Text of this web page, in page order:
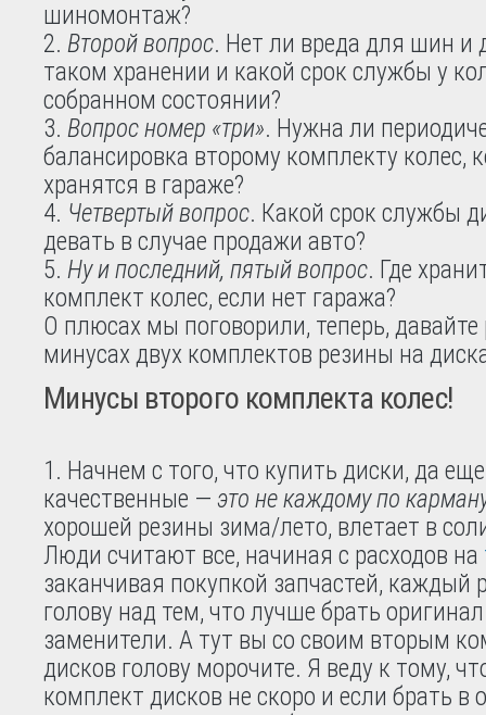
шиномонтаж?
Второй вопрос. Нет ли вреда для шин и
таком хранении и какой срок службы у
собранном состоянии?
Вопрос номер «три». Нужна ли
балансировка второму комплекту колес,
хранятся в гараже?
Четвертый вопрос. Какой срок службы
девать в случае продажи авто?
Ну и последний, пятый вопрос. Где
комплект колес, если нет гаража?
О плюсах мы поговорили, теперь, давайте
минусах двух комплектов резины на
Минусы второго комплекта колес!
Начнем с того, что купить диски, да
качественные — это не каждому по
хорошей резины зима/лето, влетает в
Люди считают все, начиная с расходов на
заканчивая покупкой запчастей, каждый
голову над тем, что лучше брать
заменители. А тут вы со своим вторым
дисков голову морочите. Я веду к тому,
комплект дисков не скоро и если брать